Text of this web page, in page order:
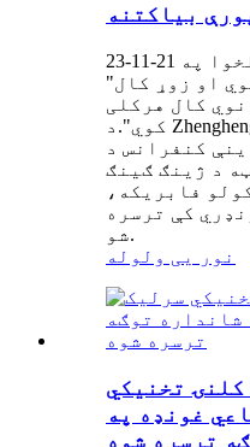
بیاکتنه
21-11-23
"طلایی مرغ د سهار اعلان کوي ​​او زوړ کال
کال هرکلی
کوي".د Zhengheng Co. Ltd. د 2017 کال د
کنفرانس د
10 مه نیټه د ژینګ ګینګ
فابریکه،
کې ترسره
شو.
نور یی ولوله
د ژینګ پاور 2017 کلنۍ تخنیکي
غونډه په
ترسره شوه